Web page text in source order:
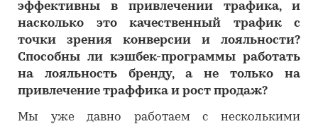
эффективны в привлечении трафика, и
насколько это качественный трафик с
точки зрения конверсии и лояльности?
Способны ли кэшбек-программы работать
на лояльность бренду, а не только на
привлечение траффика и рост продаж?
Мы уже давно работаем с несколькими